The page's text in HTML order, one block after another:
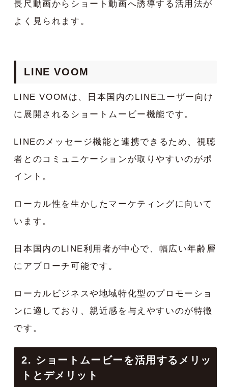
長尺動画からショート動画へ誘導する活用法が
よく見られます。
LINE VOOM
LINE VOOMは、日本国内のLINEユーザー向け
に展開されるショートムービー機能です。
LINEのメッセージ機能と連携できるため、視聴
者とのコミュニケーションが取りやすいのがポ
イント。
ローカル性を生かしたマーケティングに向いて
います。
日本国内のLINE利用者が中心で、幅広い年齢層
にアプローチ可能です。
ローカルビジネスや地域特化型のプロモーショ
ンに適しており、親近感を与えやすいのが特徴
です。
2. ショートムービーを活用するメリッ
トとデメリット